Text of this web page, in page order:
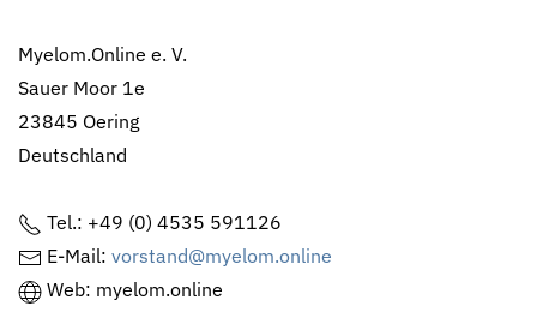
Myelom.Online e. V.
Sauer Moor 1e
23845 Oering
Deutschland
Tel.: +49 (0) 4535 591126
E-Mail: vorstand@myelom.online
Web: myelom.online